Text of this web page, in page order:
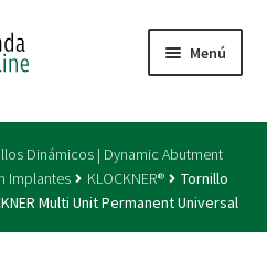
Menú
Dinámicos | Dynamic Abutment
Implantes KLOCKNER®
Tornillo
Multi Unit Permanent Universal